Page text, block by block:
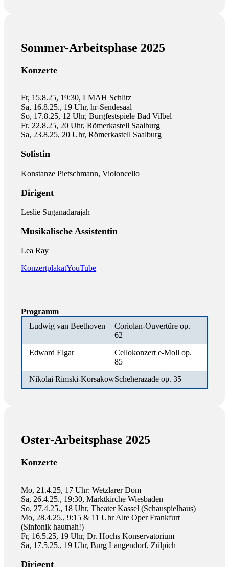
Sommer-Arbeitsphase 2025
Konzerte
Fr, 15.8.25, 19:30, LMAH Schlitz
Sa, 16.8.25., 19 Uhr, hr-Sendesaal
So, 17.8.25, 12 Uhr, Burgfestspiele Bad Vilbel
Fr. 22.8.25, 20 Uhr, Römerkastell Saalburg
Sa, 23.8.25, 20 Uhr, Römerkastell Saalburg
Solistin
Konstanze Pietschmann, Violoncello
Dirigent
Leslie Suganadarajah
Musikalische Assistentin
Lea Ray
KonzertplakatYouTube
Programm
Ludwig van Beethoven
Coriolan-Ouvertüre op.
62
Edward Elgar
Cellokonzert e-Moll op.
85
Nikolai Rimski-KorsakowScheherazade op. 35
Oster-Arbeitsphase 2025
Konzerte
Mo, 21.4.25, 17 Uhr: Wetzlarer Dom
Sa, 26.4.25., 19:30, Marktkirche Wiesbaden
So, 27.4.25., 18 Uhr, Theater Kassel (Schauspielhaus)
Mo, 28.4.25., 9:15 & 11 Uhr Alte Oper Frankfurt
(Sinfonik hautnah!)
Fr, 16.5.25, 19 Uhr, Dr. Hochs Konservatorium
Sa, 17.5.25., 19 Uhr, Burg Langendorf, Zülpich
Dirigent